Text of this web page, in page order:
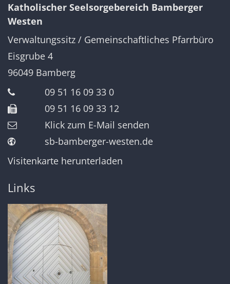
Katholischer Seelsorgebereich Bamberger
Westen
Verwaltungssitz / Gemeinschaftliches Pfarrbüro
Eisgrube 4
96049 Bamberg
09 51 16 09 33 0
09 51 16 09 33 12
Klick zum E-Mail senden
sb-bamberger-westen.de
Visitenkarte herunterladen
Links